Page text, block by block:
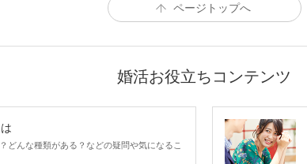
ページトップへ
婚活お役立ちコンテンツ
どんな種類がある？などの疑問や気になるこ